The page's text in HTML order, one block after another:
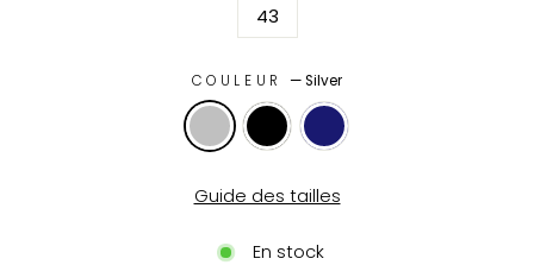
43
COULEUR—Silver
Guide des tailles
En stock